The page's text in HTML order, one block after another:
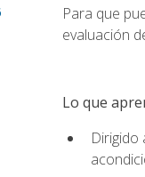
Para que
evaluación
Lo que
Dirigido